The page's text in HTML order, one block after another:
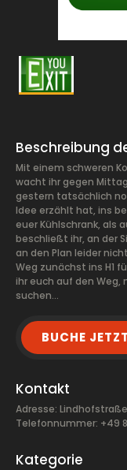
Beschreibung
Mit einem schweren
wacht ihr gegen
gestern tatsächlich
Idee erzählt hat, ins
euer Kühlschrank, als
beschließt ihr, an der
an den Plan leider
Weg zunächst ins H1
ihr euch auf den Weg,
suchen…
BUCHE JETZT
Kontakt
Adresse: Lindhofstraße
Telefonnummer: +49
Kategorie